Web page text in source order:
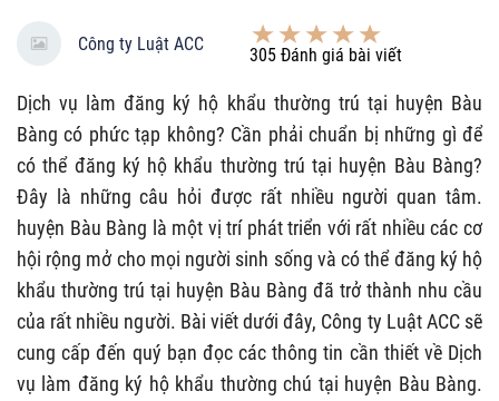
Công ty Luật ACC
305 Đánh giá bài viết
Dịch vụ làm đăng ký hộ khẩu thường trú tại huyện Bàu
Bàng có phức tạp không? Cần phải chuẩn bị những gì để
có thể đăng ký hộ khẩu thường trú tại huyện Bàu Bàng?
Đây là những câu hỏi được rất nhiều người quan tâm.
huyện Bàu Bàng là một vị trí phát triển với rất nhiều các cơ
hội rộng mở cho mọi người sinh sống và có thể đăng ký hộ
khẩu thường trú tại huyện Bàu Bàng đã trở thành nhu cầu
của rất nhiều người. Bài viết dưới đây, Công ty Luật ACC sẽ
cung cấp đến quý bạn đọc các thông tin cần thiết về Dịch
vụ làm đăng ký hộ khẩu thường chú tại huyện Bàu Bàng.